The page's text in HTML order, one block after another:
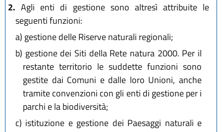
2. Agli enti di gestione sono altresì attribuite le
seguenti funzioni:
a) gestione delle Riserve naturali regionali;
b) gestione dei Siti della Rete natura 2000. Per il
restante territorio le suddette funzioni sono
gestite dai Comuni e dalle loro Unioni, anche
tramite convenzioni con gli enti di gestione per i
parchi e la biodiversità;
c) istituzione e gestione dei Paesaggi naturali e